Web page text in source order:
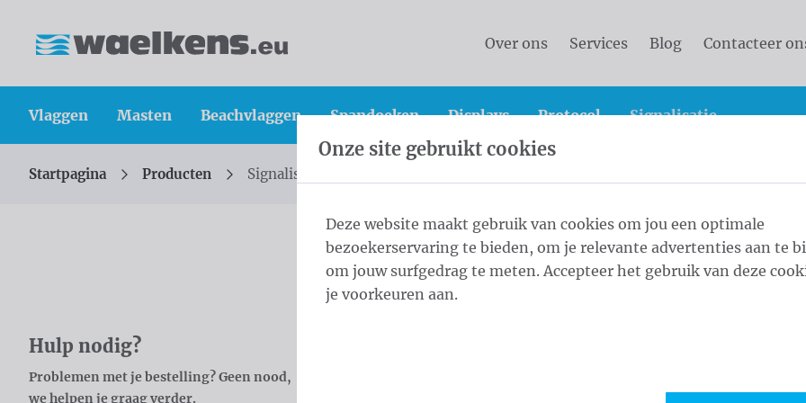
Over ons Services Blog Contacteer
Vlaggen Masten Beachvlaggen Spandoeken Displays Protocol Signalisatie
U bevindt zich hier:
Startpagina Producten Signalisatie
Hulp nodig?
Problemen met je bestelling? Geen nood,
we helpen je graag verder.
Signalisatie
We zijn momenteel bezig aan de update van onze website zodat
Onze site gebruikt cookies
Deze website maakt gebruik van cookies om jou een optimale
bezoekerservaring te bieden, om je relevante advertenties aan te
om jouw surfgedrag te meten. Accepteer het gebruik van deze
je voorkeuren aan.